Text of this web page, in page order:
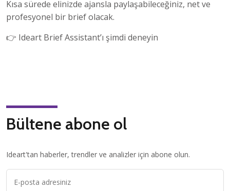
Kısa sürede elinizde ajansla paylaşabileceğiniz, net ve
profesyonel bir brief olacak.
👉 Ideart Brief Assistant’ı şimdi deneyin
Bültene abone ol
Ideart'tan haberler, trendler ve analizler için abone olun.